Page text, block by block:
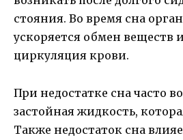
стояния. Во время сна
ускоряется обмен веществ
циркуляция крови.
При недостатке сна часто
застойная жидкость,
Также недостаток сна